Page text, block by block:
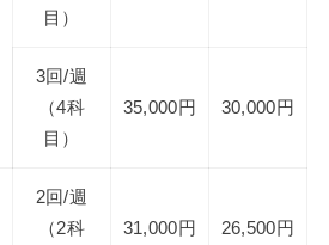
目）
3回/週
（4科
目）
35,000円 30,000円
2回/週
（2科
31,000円 26,500円